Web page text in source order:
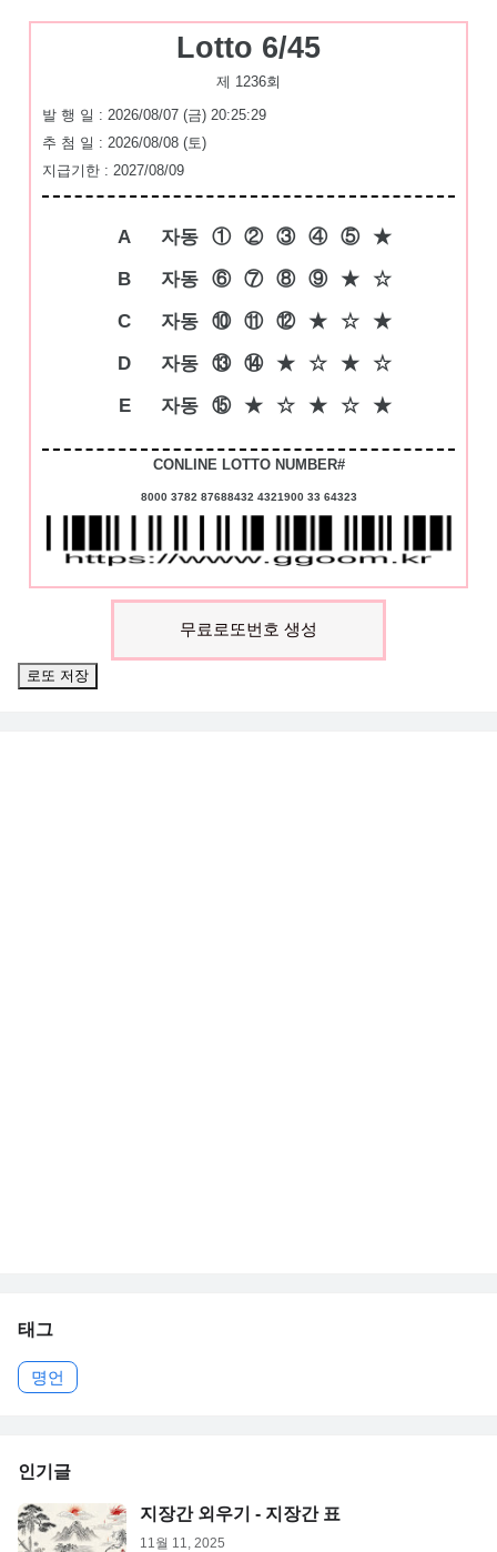
Lotto 6/45
제 1236회
발 행 일 : 2026/08/07 (금) 20:25:29
추 첨 일 : 2026/08/08 (토)
지급기한 : 2027/08/09
A 자동 ① ② ③ ④ ⑤
★
B
자동 ⑥ ⑦ ⑧ ⑨ ★
☆
C
자동 ⑩ ⑪ ⑫ ★ ☆
★
D
자동 ⑬ ⑭ ★ ☆ ★
☆
E
자동 ⑮ ★ ☆ ★ ☆ ★
CONLINE LOTTO NUMBER#
8000 3782 87688432 4321900 33 64323
무료로또번호 생성
로또 저장
태그
명언
인기글
지장간 외우기 - 지장간 표
11월 11, 2025